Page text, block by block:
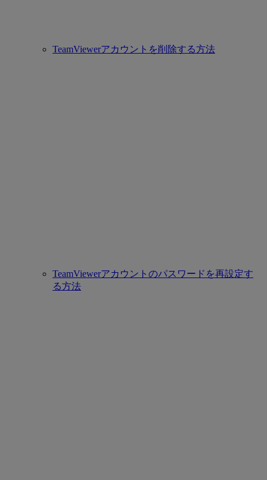
TeamViewerアカウントを削除する方法
TeamViewerアカウントのパスワードを再設定す
る方法